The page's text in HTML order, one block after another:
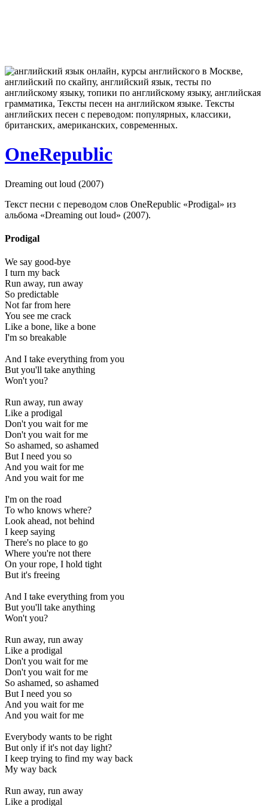
OneRepublic
Dreaming out loud (2007)
Текст песни с переводом слов OneRepublic «Prodigal» из
альбома «Dreaming out loud» (2007).
Prodigal
We say good-bye
I turn my back
Run away, run away
So predictable
Not far from here
You see me crack
Like a bone, like a bone
I'm so breakable
And I take everything from you
But you'll take anything
Won't you?
Run away, run away
Like a prodigal
Don't you wait for me
Don't you wait for me
So ashamed, so ashamed
But I need you so
And you wait for me
And you wait for me
I'm on the road
To who knows where?
Look ahead, not behind
I keep saying
There's no place to go
Where you're not there
On your rope, I hold tight
But it's freeing
And I take everything from you
But you'll take anything
Won't you?
Run away, run away
Like a prodigal
Don't you wait for me
Don't you wait for me
So ashamed, so ashamed
But I need you so
And you wait for me
And you wait for me
Everybody wants to be right
But only if it's not day light?
I keep trying to find my way back
My way back
Run away, run away
Like a prodigal